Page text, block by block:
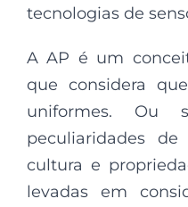
tecnologias de
A AP é um
que considera
uniformes. Ou
peculiaridades
cultura e
levadas em